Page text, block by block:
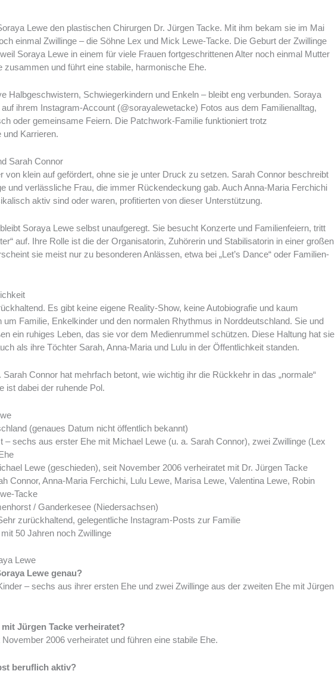
Lewe den plastischen Chirurgen Dr. Jürgen Tacke. Mit ihm bekam sie im Mai
einmal Zwillinge – die Söhne Lex und Mick Lewe-Tacke. Die Geburt der Zwillinge
Soraya Lewe in einem für viele Frauen fortgeschrittenen Alter noch einmal Mutter
zusammen und führt eine stabile, harmonische Ehe.
Halbgeschwistern, Schwiegerkindern und Enkeln – bleibt eng verbunden. Soraya
ihrem Instagram-Account (@sorayalewetacke) Fotos aus dem Familienalltag,
oder gemeinsame Feiern. Die Patchwork-Familie funktioniert trotz
und Karrieren.
Sarah Connor
von klein auf gefördert, ohne sie je unter Druck zu setzen. Sarah Connor beschreibt
und verlässliche Frau, die immer Rückendeckung gab. Auch Anna-Maria Ferchichi
aktiv sind oder waren, profitierten von dieser Unterstützung.
Soraya Lewe selbst unaufgeregt. Sie besucht Konzerte und Familienfeiern, tritt
auf. Ihre Rolle ist die der Organisatorin, Zuhörerin und Stabilisatorin in einer großen
sie meist nur zu besonderen Anlässen, etwa bei „Let’s Dance“ oder Familien-
Es gibt keine eigene Reality-Show, keine Autobiografie und kaum
um Familie, Enkelkinder und den normalen Rhythmus in Norddeutschland. Sie und
ein ruhiges Leben, das sie vor dem Medienrummel schützen. Diese Haltung hat sie
als ihre Töchter Sarah, Anna-Maria und Lulu in der Öffentlichkeit standen.
Connor hat mehrfach betont, wie wichtig ihr die Rückkehr in das „normale“
ist dabei der ruhende Pol.
(genaues Datum nicht öffentlich bekannt)
– sechs aus erster Ehe mit Michael Lewe (u. a. Sarah Connor), zwei Zwillinge (Lex
Lewe (geschieden), seit November 2006 verheiratet mit Dr. Jürgen Tacke
Connor, Anna-Maria Ferchichi, Lulu Lewe, Marisa Lewe, Valentina Lewe, Robin
Tacke
/ Ganderkesee (Niedersachsen)
zurückhaltend, gelegentliche Instagram-Posts zur Familie
50 Jahren noch Zwillinge
Lewe
Lewe genau?
– sechs aus ihrer ersten Ehe und zwei Zwillinge aus der zweiten Ehe mit Jürgen
Jürgen Tacke verheiratet?
2006 verheiratet und führen eine stabile Ehe.
beruflich aktiv?